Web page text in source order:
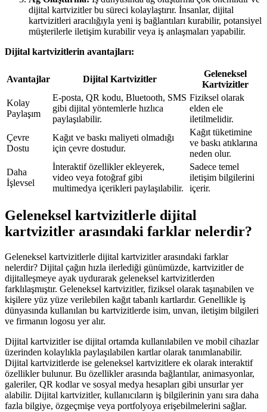
dijital kartvizitler bu süreci kolaylaştırır. İnsanlar, dijital
kartvizitleri aracılığıyla yeni iş bağlantıları kurabilir, potansiyel
müşterilerle iletişim kurabilir veya iş anlaşmaları yapabilir.
Dijital kartvizitlerin avantajları:
Avantajlar Dijital Kartvizitler
Geleneksel
Kartvizitler
Kolay
Paylaşım
E-posta, QR kodu, Bluetooth, SMS
gibi dijital yöntemlerle hızlıca
paylaşılabilir.
Fiziksel olarak
elden ele
iletilmelidir.
Çevre
Dostu
Kağıt ve baskı maliyeti olmadığı
için çevre dostudur.
Kağıt tüketimine
ve baskı atıklarına
neden olur.
Daha
İşlevsel
İnteraktif özellikler ekleyerek,
video veya fotoğraf gibi
multimedya içerikleri paylaşılabilir.
Sadece temel
iletişim bilgilerini
içerir.
Geleneksel kartvizitlerle dijital
kartvizitler arasındaki farklar nelerdir?
Geleneksel kartvizitlerle dijital kartvizitler arasındaki farklar
nelerdir? Dijital çağın hızla ilerlediği günümüzde, kartvizitler de
dijitalleşmeye ayak uydurarak geleneksel kartvizitlerden
farklılaşmıştır. Geleneksel kartvizitler, fiziksel olarak taşınabilen ve
kişilere yüz yüze verilebilen kağıt tabanlı kartlardır. Genellikle iş
dünyasında kullanılan bu kartvizitlerde isim, unvan, iletişim bilgileri
ve firmanın logosu yer alır.
Dijital kartvizitler ise dijital ortamda kullanılabilen ve mobil cihazlar
üzerinden kolaylıkla paylaşılabilen kartlar olarak tanımlanabilir.
Dijital kartvizitlerde ise geleneksel kartvizitlere ek olarak interaktif
özellikler bulunur. Bu özellikler arasında bağlantılar, animasyonlar,
galeriler, QR kodlar ve sosyal medya hesapları gibi unsurlar yer
alabilir. Dijital kartvizitler, kullanıcıların iş bilgilerinin yanı sıra daha
fazla bilgiye, özgeçmişe veya portfolyoya erişebilmelerini sağlar.